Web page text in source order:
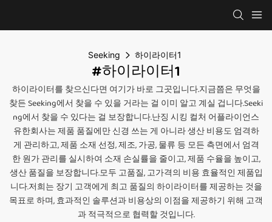
Seeking 하이라이터1
#하이라이터1
하이라이터를 찾으신다면 여기가 바로 그곳입니다.지금쯤은 무엇을
찾든 Seeking에서 찾을 수 있을 거라는 걸 이미 알고 계실 겁니다.Seeki
ng에서 찾을 수 있다는 걸 보장합니다.난징 시킹 컬처 어플라이언스
유한회사는 제품 품질에만 신경 쓰는 게 아니라 생산 비용도 엄격하
게 관리하고, 제품 소재 선정, 제조, 가공, 물류 등 모든 측면에서 엄격
한 원가 관리를 실시하여 소재 손실률을 줄이고, 제품 수율을 높이고,
생산 품질을 보장합니다.모두 고품질, 고가격의 비용 효율적인 제품입
니다.저희는 장기 고객에게 최고 품질의 하이라이터를 제공하는 것을
목표로 하며, 효과적인 솔루션과 비용상의 이점을 제공하기 위해 고객
과 적극적으로 협력할 것입니다.